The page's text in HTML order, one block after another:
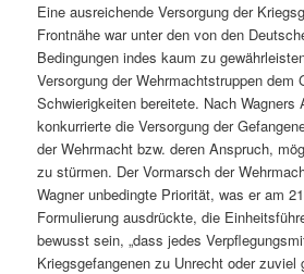
Eine ausreichende Versorgung der
Frontnähe war unter den von den
Bedingungen indes kaum zu
Versorgung der Wehrmachtstruppen dem
Schwierigkeiten bereitete. Nach Wagners
konkurrierte die Versorgung der
der Wehrmacht bzw. deren Anspruch,
zu stürmen. Der Vormarsch der
Wagner unbedingte Priorität, was er am
Formulierung ausdrückte, die
bewusst sein, „dass jedes
Kriegsgefangenen zu Unrecht oder zuviel